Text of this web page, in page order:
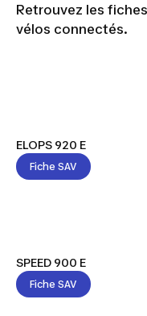
Retrouvez les
vélos connectés.
ELOPS 920 E
Fiche SAV
SPEED 900 E
Fiche SAV